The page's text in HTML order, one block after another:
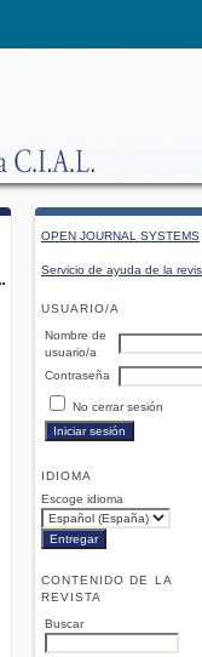
OPEN JOURNAL SYSTEMS
Servicio de ayuda de la
USUARIO/A
Nombre de
usuario/a
Contraseña
No cerrar sesión
IDIOMA
Escoge idioma
CONTENIDO DE LA
REVISTA
Buscar